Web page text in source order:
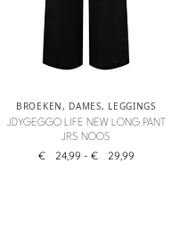
BROEKEN, DAMES, LEGGINGS
JDYGEGGO LIFE NEW LONG PANT
JRS NOOS
€ 24,99 - € 29,99